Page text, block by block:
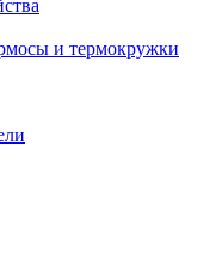
и термокружки